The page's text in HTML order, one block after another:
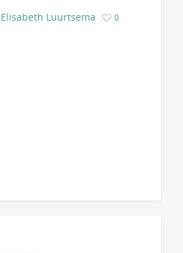
Elisabeth Luurtsema 0